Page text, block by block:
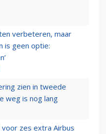
verbeteren, maar
is geen optie:
zien in tweede
weg is nog lang
zes extra Airbus